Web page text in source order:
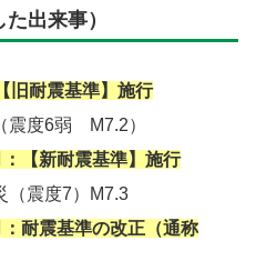
出来事）
旧耐震基準】施行
震度6弱 M7.2）
【新耐震基準】施行
（震度7）M7.3
耐震基準の改正（通称